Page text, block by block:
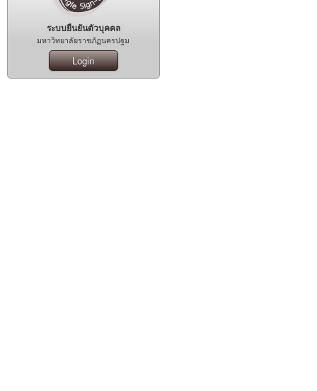
ระบบยืนยันตัวบุคคล
มหาวิทยาลัยราชภัฏนครปฐม
Login